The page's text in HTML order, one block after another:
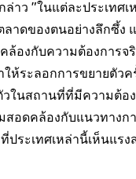
ล่าว "ในแต่ละประเทศเ
ลาดของตนอย่างลึกซึ้ง
ล้องกับความต้องการจ
ห้ระลอกการขยายตัวค
วในสถานที่ที่มีความต้อ
อดคล้องกับแนวทางก
ประเทศเหล่านี้เห็นแรง